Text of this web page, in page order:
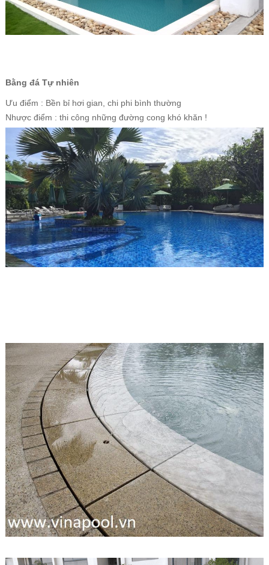
Bằng đá Tự nhiên
Ưu điểm : Bền bỉ hơi gian, chi phi bình thường
Nhược điểm : thi công những đường cong khó khăn !